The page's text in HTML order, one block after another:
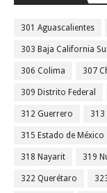
301 Aguascalientes
303 Baja California
306 Colima 307
309 Distrito Federal
312 Guerrero 313
315 Estado de México
318 Nayarit 319
322 Querétaro